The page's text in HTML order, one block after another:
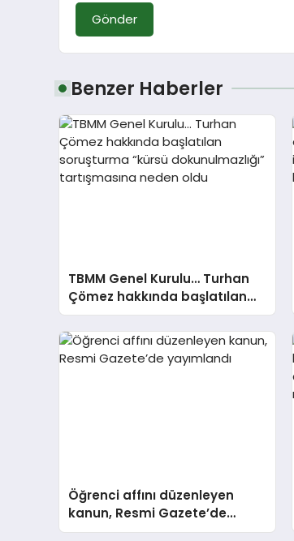
Gönder
Benzer Haberler
TBMM Genel Kurulu… Turhan
Çömez hakkında başlatılan
soruşturma “kürsü
dokunulmazlığı” tartışmasına
neden oldu
Öğrenci affını düzenleyen
kanun, Resmi Gazete’de
yayımlandı